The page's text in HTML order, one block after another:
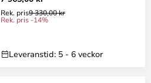
Rek. pris9 330,00 kr
Rek. pris -14%
Leveranstid: 5 - 6 veckor